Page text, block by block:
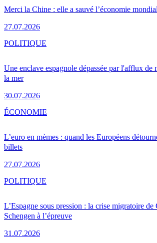
Merci la Chine : elle a sauvé l’économie
27.07.2026
Une enclave espagnole dépassée par l'afflux de
la mer
30.07.2026
POLITIQUE
L’euro en mèmes : quand les Européens
billets
27.07.2026
ÉCONOMIE
L’Espagne sous pression : la crise migratoire de
Schengen à l’épreuve
31.07.2026
POLITIQUE